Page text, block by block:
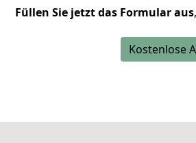
Füllen Sie jetzt das Formular aus
Kostenlose